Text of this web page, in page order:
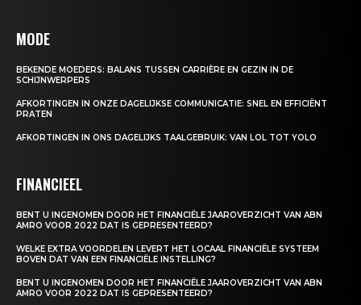
MODE
BEKENDE MOEDERS: BALANS TUSSEN CARRIÈRE EN GEZIN IN DE
SCHIJNWERPERS
AFKORTINGEN IN ONZE DAGELIJKSE COMMUNICATIE: SNEL EN EFFICIËNT
PRATEN
AFKORTINGEN IN ONS DAGELIJKS TAALGEBRUIK: VAN LOL TOT YOLO
FINANCIEEL
BENT U INGENOMEN DOOR HET FINANCIËLE JAAROVERZICHT VAN ABN
AMRO VOOR 2022 DAT IS GEPRESENTEERD?
WELKE EXTRA VOORDELEN LEVERT HET LOCAAL FINANCIËLE SYSTEEM
BOVEN DAT VAN EEN FINANCIËLE INSTELLING?
BENT U INGENOMEN DOOR HET FINANCIËLE JAAROVERZICHT VAN ABN
AMRO VOOR 2022 DAT IS GEPRESENTEERD?